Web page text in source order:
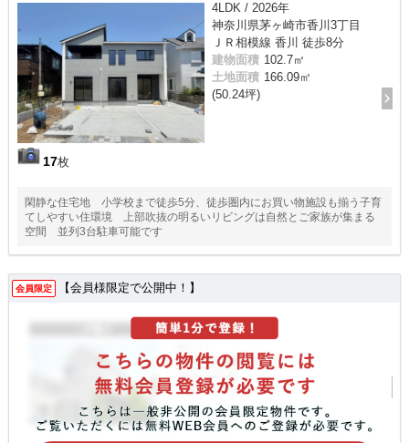
17枚
4LDK / 2026年
神奈川県茅ヶ崎市香川3丁目
ＪＲ相模線 香川 徒歩8分
建物面積 102.7㎡
土地面積 166.09㎡
(50.24坪)
閑静な住宅地 小学校まで徒歩5分、徒歩圏内にお買い物施設も揃う子育
てしやすい住環境 上部吹抜の明るいリビングは自然とご家族が集まる
空間 並列3台駐車可能です
会員限定 【会員様限定で公開中！】